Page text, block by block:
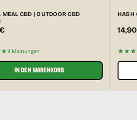
MEAL CBD | OUTDOOR CBD
11 Meinungen
IN DEN WARENKORB
HASH
14,90